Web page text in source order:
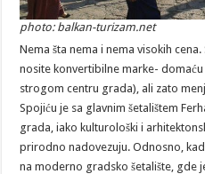
photo: balkan-turizam.net
Nema šta nema i nema visokih
nosite konvertibilne marke-
strogom centru grada), ali zato
Spojiću je sa glavnim šetalištem
grada, iako kulturološki i
prirodno nadovezuju. Odnosno,
na moderno gradsko šetalište, gde